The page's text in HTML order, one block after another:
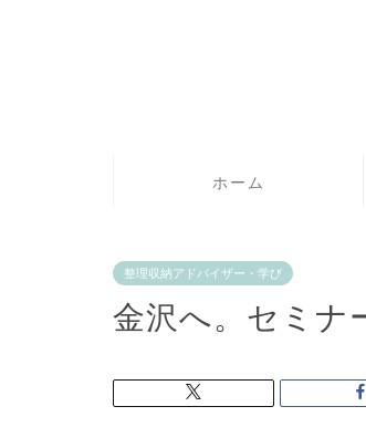
ホーム
整理収納アドバイザー・学び
金沢へ。セミナ